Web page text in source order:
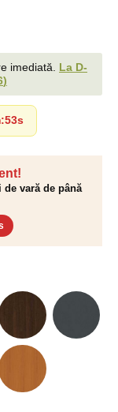
de vară de până
imediată. La D-
)
:53s